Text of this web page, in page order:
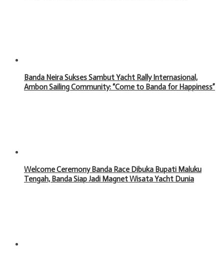
Banda Neira Sukses Sambut Yacht Rally Internasional,
Ambon Sailing Community: “Come to Banda for Happiness”
Welcome Ceremony Banda Race Dibuka Bupati Maluku
Tengah, Banda Siap Jadi Magnet Wisata Yacht Dunia